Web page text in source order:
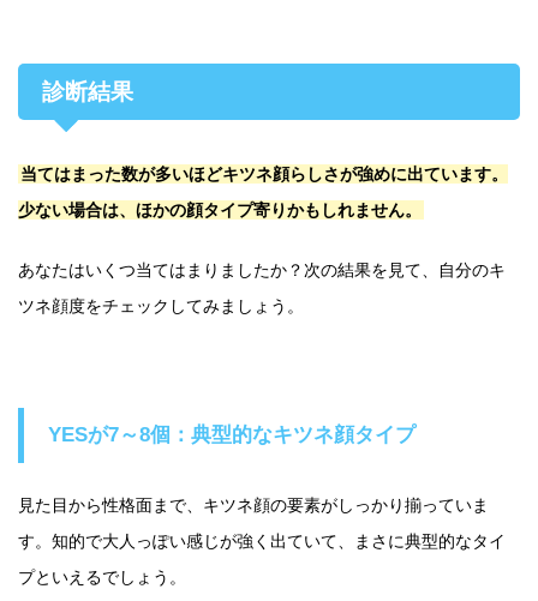
診断結果
当てはまった数が多いほどキツネ顔らしさが強めに出ています。
少ない場合は、ほかの顔タイプ寄りかもしれません。
あなたはいくつ当てはまりましたか？次の結果を見て、自分のキ
ツネ顔度をチェックしてみましょう。
YESが7～8個：典型的なキツネ顔タイプ
見た目から性格面まで、キツネ顔の要素がしっかり揃っていま
す。知的で大人っぽい感じが強く出ていて、まさに典型的なタイ
プといえるでしょう。